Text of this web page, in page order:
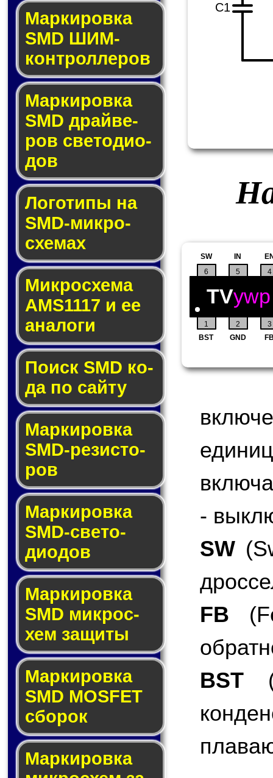
Маркировка
SMD ШИМ-
кон­трол­ле­ров
Маркировка
SMD драй­ве­
ров све­то­ди­о­
дов
Логотипы на
SMD-мик­ро­
схе­мах
Микросхема
AMS1117 и ее
ана­ло­ги
Поиск SMD ко­
да по сай­ту
Маркировка
SMD-ре­зис­то­
ров
Маркировка
SMD-све­то­
дио­дов
Мар­ки­ров­ка
SMD мик­рос­
хем защиты
Мар­ки­ров­ка
SMD MOSFET
сбо­рок
Мар­ки­ров­ка
C1
1 2 3
4
BST GND
IN
5
6
SW
TVywp
-
SW
FB
BST